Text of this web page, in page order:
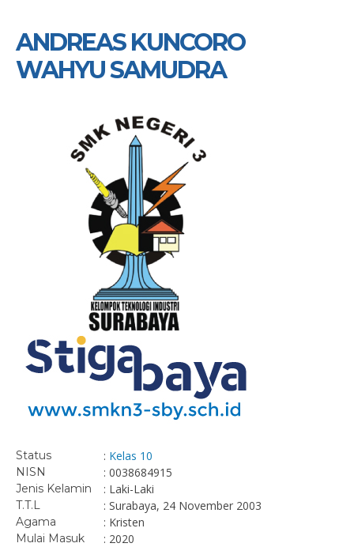
ANDREAS KUNCORO
WAHYU SAMUDRA
Status : Kelas 10
NISN : 0038684915
Jenis Kelamin : Laki-Laki
T.T.L : Surabaya, 24 November 2003
Agama : Kristen
Mulai Masuk : 2020